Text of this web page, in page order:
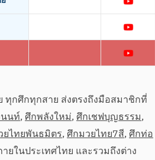
ทุกศึกทุกสาย ส่งตรงถึงมือสมาชิกที่
นนท์,ศึกพลังใหม่,ศึกเชฟบุญธรรม,
ยไทยพันธมิตร,ศึกมวยไทย7สี,ศึกท่อ
ในประเทศไทย และรวมถึงต่าง